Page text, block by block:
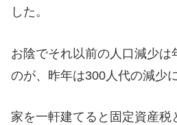
した。
お陰でそれ以前の人口減少は
のが、昨年は300人代の減少
家を一軒建てると固定資産税